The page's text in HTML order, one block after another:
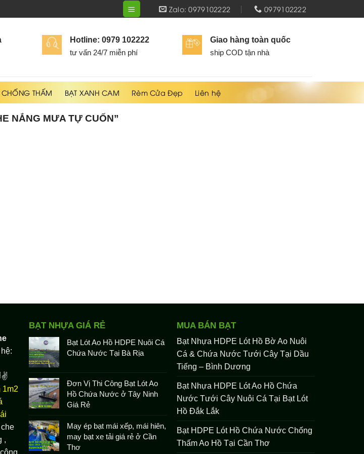
Zalo: 0979102222 0979102222
Hotline: 0979 102222
tư vấn 24/7 miễn phí
Giao hàng toàn quốc
ship COD tận nhà
CHỐNG THẤM BẠT XANH CAM Rèm Cửa Đẹp Liên hệ
NẮNG MƯA TỰ CUỐN”
1m2
BẠT NHỰA GIÁ RẺ
Bạt Lót Ao Hồ HDPE Nuôi Cá
Chứa Nước Tại Bà Rịa
Đơn Vị Thi Công Bạt Lót Ao
Hồ Chứa Nước ở Tây Ninh
Giá Rẻ
May ép bạt mái xếp, mái hiên,
may bạt xe tải giá rẻ ở Cần
Thơ
MUA BÁN BẠT
Bạt Nhựa HDPE Lót Hồ Bờ Ao Nuôi
Cá & Chứa Nước Tưới Cây Tại Dầu
Tiếng – Bình Dương
Bạt Nhựa HDPE Lót Ao Hồ Chứa
Nước Tưới Cây Nuôi Cá Tại Bạt Lót
Hồ Đắk Lắk
Bạt HDPE Lót Hồ Chứa Nước Chống
Thấm Ao Hồ Tại Cần Thơ